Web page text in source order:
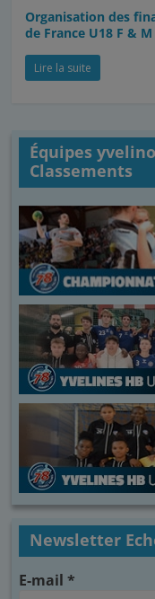
Organisation des
de France U18 F & M
Lire la suite
Équipes
Classements
Newsletter
E-mail*